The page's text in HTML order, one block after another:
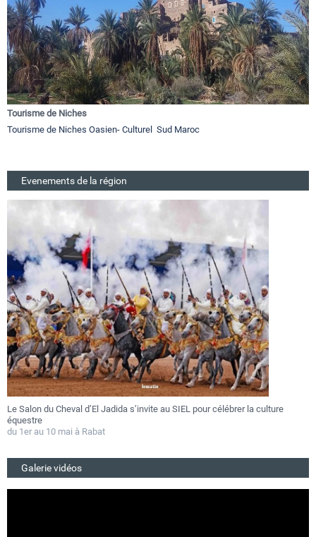
Tourisme de Niches
Tourisme de Niches Oasien- Culturel Sud Maroc
Evenements de la région
Le Salon du Cheval d’El Jadida s’invite au SIEL pour célébrer la culture
équestre
du 1er au 10 mai à Rabat
Galerie vidéos